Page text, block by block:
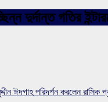
দুর্দান্ত গতির
ঈদগাহ পরিদর্শন করলেন রাসিক